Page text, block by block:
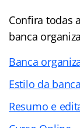
Confira todas
banca
Banca
Estilo da banca
Resumo e